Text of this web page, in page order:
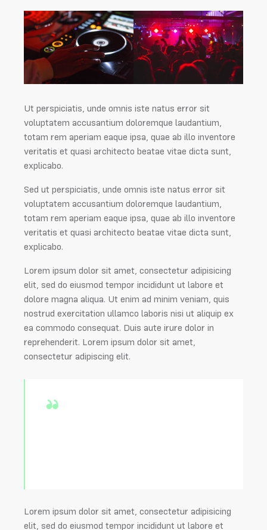
Ut perspiciatis, unde omnis iste natus error sit
voluptatem accusantium doloremque laudantium,
totam rem aperiam eaque ipsa, quae ab illo inventore
veritatis et quasi architecto beatae vitae dicta sunt,
explicabo.
Sed ut perspiciatis, unde omnis iste natus error sit
voluptatem accusantium doloremque laudantium,
totam rem aperiam eaque ipsa, quae ab illo inventore
veritatis et quasi architecto beatae vitae dicta sunt,
explicabo.
Lorem ipsum dolor sit amet, consectetur adipisicing
elit, sed do eiusmod tempor incididunt ut labore et
dolore magna aliqua. Ut enim ad minim veniam, quis
nostrud exercitation ullamco laboris nisi ut aliquip ex
ea commodo consequat. Duis aute irure dolor in
reprehenderit. Lorem ipsum dolor sit amet,
consectetur adipiscing elit.
Lorem ipsum dolor sit amet, consectetur adipisicing
elit, sed do eiusmod tempor incididunt ut labore et